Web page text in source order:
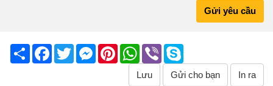
Gửi yêu cầu
Share Facebook
TwitterMessenger
PinterestWhatsApp
Viber
Lưu Gửi cho bạn In ra